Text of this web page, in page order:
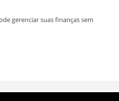
gerenciar suas finanças sem